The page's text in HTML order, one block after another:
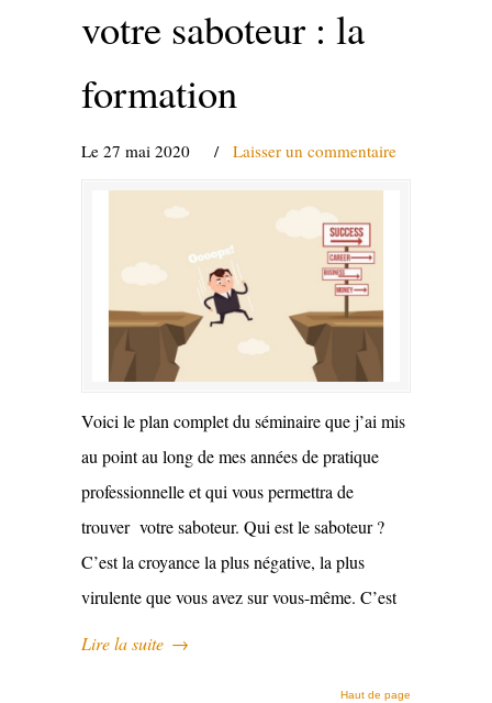
votre saboteur : la
formation
Le 27 mai 2020 / Laisser un commentaire
Voici le plan complet du séminaire que j’ai mis
au point au long de mes années de pratique
professionnelle et qui vous permettra de
trouver votre saboteur. Qui est le saboteur ?
C’est la croyance la plus négative, la plus
virulente que vous avez sur vous-même. C’est
Lire la suite →
Haut de page